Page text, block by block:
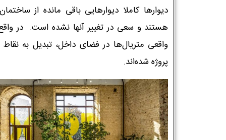
دیوارها کاملا دیوارهایی باقی مانده از
هستند و سعی در تغییر آنها نشده است. در
واقعی متریال‌ها در فضای داخل، تبدیل به
پروژه شده‌اند.